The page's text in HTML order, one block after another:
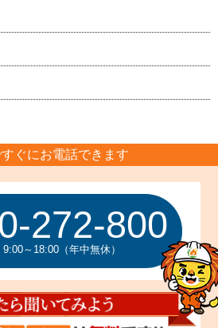
ぐにお電話できます
272-800
～18:00（年中無休）